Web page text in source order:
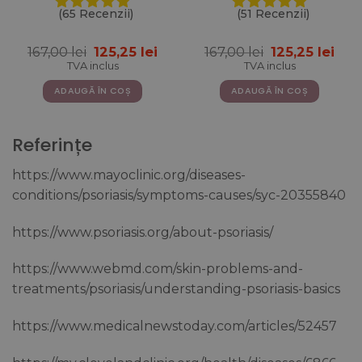
MSM + Zinc + Siliciu +
Vitamine – 500ml
(65 Recenzii)
167,00lei Prețul
inițial
a
fost:
167,00 lei.
125,25 leiPrețul
TVA inclus
ADAUGĂ ÎN COȘ
Vitamine – 500 ml
(51 Recenzii)
167,00lei Prețul
inițial
a
fost:
167,00 lei.
125,25 lei
TVA inclus
ADAUGĂ ÎN COȘ
Referințe
https://www.mayoclinic.org/diseases-
conditions/psoriasis/symptoms-causes/syc-20355840
https://www.psoriasis.org/about-psoriasis/
https://www.webmd.com/skin-problems-and-
treatments/psoriasis/understanding-psoriasis-basics
https://www.medicalnewstoday.com/articles/52457